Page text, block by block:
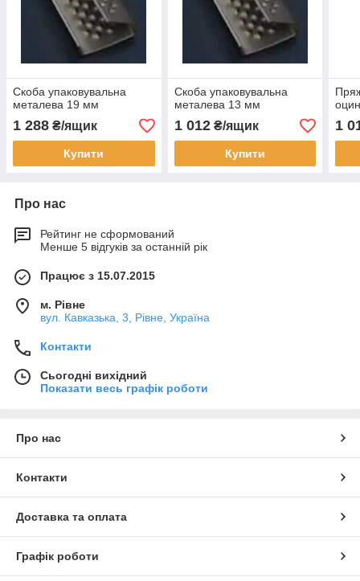
Скоба упаковувальна
металева 19 мм
1 288 ₴/ящик
Купити
Скоба упаковувальна
металева 13 мм
1 012₴/ящик
Купити
1
Про нас
Рейтинг не сформований
Менше 5 відгуків за останній рік
Працює з 15.07.2015
м. Рівне
вул. Кавказька, 3, Рівне, Україна
Контакти
Сьогодні вихідний
Показати весь графік роботи
Про нас
Контакти
Доставка та оплата
Графік роботи